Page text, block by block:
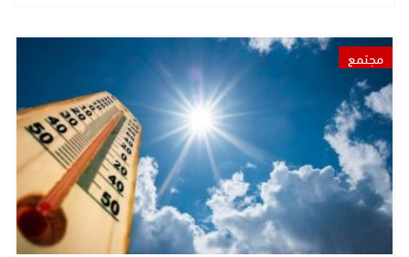
مجتمع